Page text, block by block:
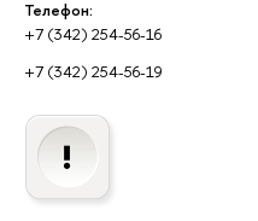
Телефон:
+7 (342) 254-56-16
+7 (342) 254-56-19